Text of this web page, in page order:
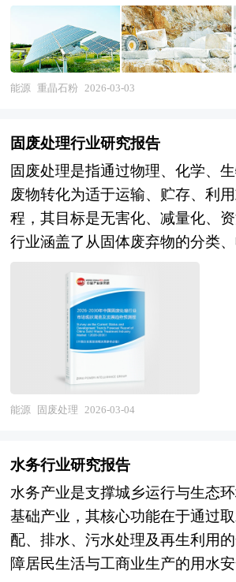
状、粒状或层状构造，质纯时呈
有铁、锰、镁等杂质及混入物的
色、灰白色，有时也显浅黄、浅红
痕为白色，具有明显的玻璃光泽，
备良好的充填性和化学惰性，不溶
有机溶剂，耐高温、耐腐蚀，且
具备优异的化学稳定性与生物安全
2030年版重晶石粉项目可行性研
华公司独家首创针对行业投资可
的专项研究报告。报告分为：行
制版。行业通用版是中研普华根
算好了行业指标数据，作为行业
企业可以自行补充单位信息，稍
项目报告使用。我们也可以根据
专项编写专业定制版，并根据详
为企业项目立项、上马、融资提供
经验和一流的团队，能够为您设计
完成包括市场和销售、规模和产
程方案、原辅料供应、工艺技术、
组织、实施计划、投资与成本、
算和评价；内容详实、严密地论证
能源 重晶石粉 2026-03-03
固废处理行业研究报告
固废处理是指通过物理、化学、
废物转化为适于运输、贮存、利
程，其目标是无害化、减量化、
行业涵盖了从固体废弃物的分类、
着更加规模化和专业化的方向发
高效化和生态环境保护成 为行业发展的重要趋
势。行业内的优质企业通过技术
不断提升自身的竞争优势。 此外，国家政策的持
续支持，如《“十四五”循环经济
色产业指导目录(2023 年版)》 等
到政策支持和市场需求驱动，发
质企业将通过技术创新和市场拓
场份额和竞争 力。同时，跨行业
才的投入也将为行业发展提供新
环境服务企业通过并购整合与技
能源 固废处理 2026-03-04
水务行业研究报告
水务产业是支撑城乡运行与生态
基础产业，其核心功能在于通过
配、排水、污水处理及再生利用
障居民生活与工商业生产的用水